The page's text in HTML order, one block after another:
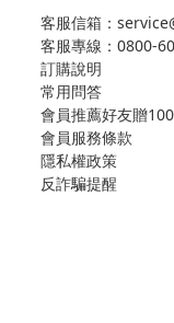
客服信箱：
客服專線： 0800-
訂購說明
常用問答
會員推薦好友贈
會員服務條款
隱私權政策
反詐騙提醒